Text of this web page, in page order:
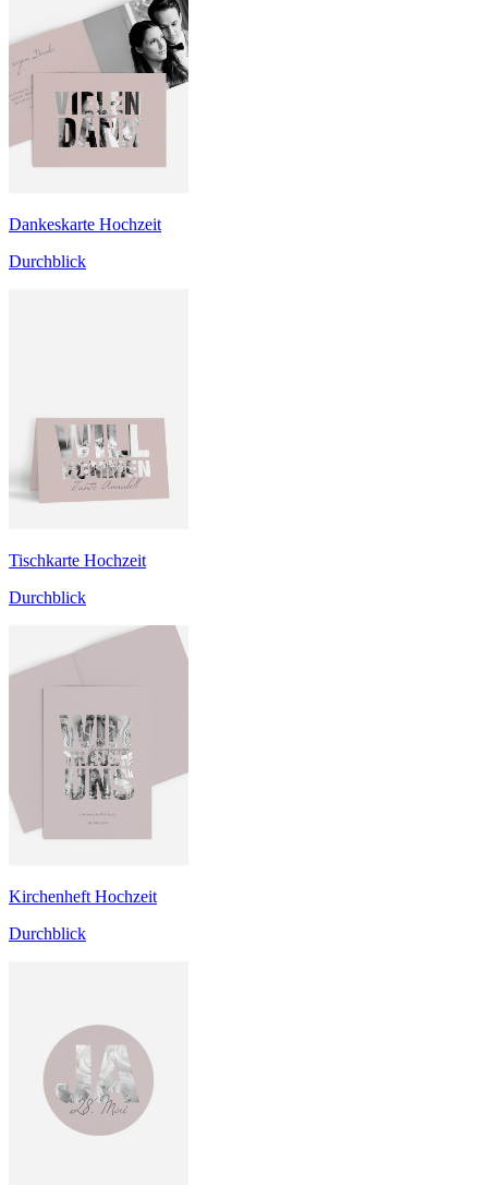
Dankeskarte Hochzeit
Durchblick
Tischkarte Hochzeit
Durchblick
Kirchenheft Hochzeit
Durchblick